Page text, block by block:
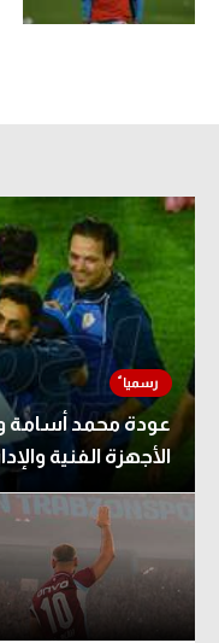
عودة محمد أسامة
الأجهزة الفنية